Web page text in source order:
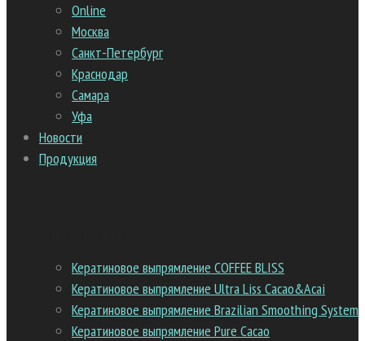
Online
Москва
Санкт-Петербург
Краснодар
Самара
Уфа
Новости
Продукция
Кератиновое выпрямление COFFEE BLISS
Кератиновое выпрямление Ultra Liss Cacao&Acai
Кератиновое выпрямление Brazilian Smoothing System
Кератиновое выпрямление Pure Cacao